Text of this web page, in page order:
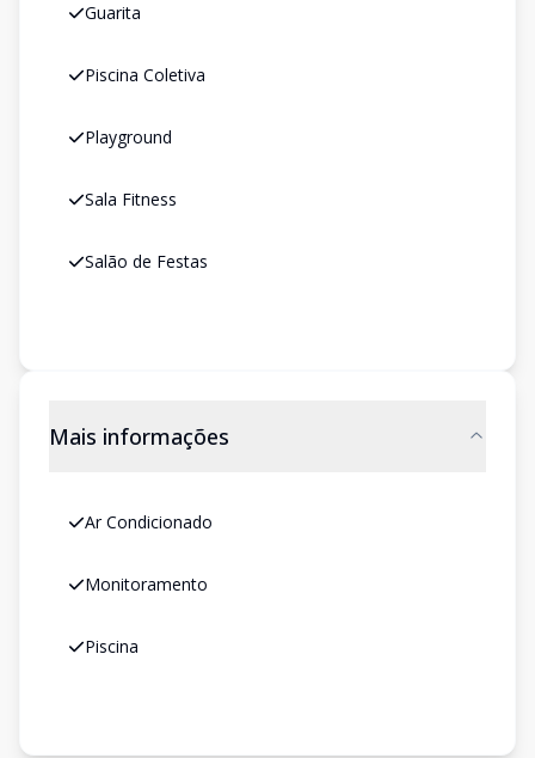
Guarita
Piscina Coletiva
Playground
Sala Fitness
Salão de Festas
Mais informações
Ar Condicionado
Monitoramento
Piscina